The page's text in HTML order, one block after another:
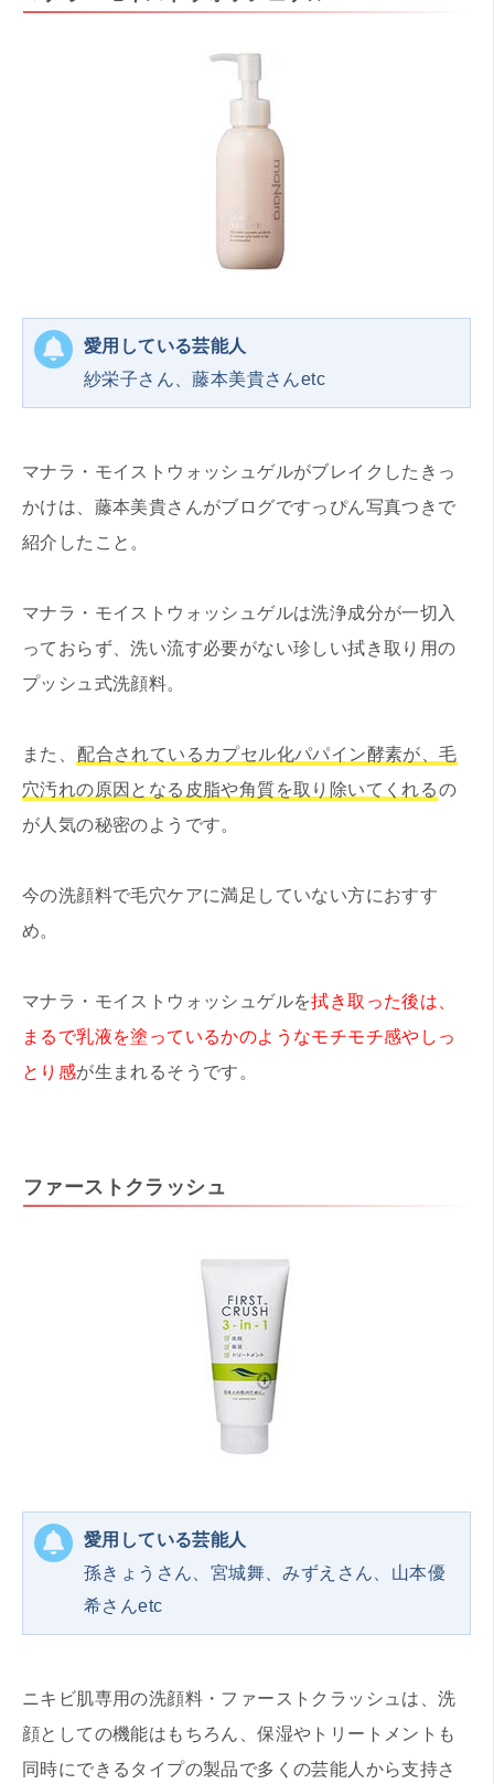
愛用している芸能人
紗栄子さん、藤本美貴さんetc
マナラ・モイストウォッシュゲルがブレイクしたきっ
かけは、藤本美貴さんがブログですっぴん写真つきで
紹介したこと。
マナラ・モイストウォッシュゲルは洗浄成分が一切入
っておらず、洗い流す必要がない珍しい拭き取り用の
プッシュ式洗顔料。
また、
配合されているカプセル化パパイン酵素が、毛
穴汚れの原因となる皮脂や角質を取り除いてくれるの
が人気の秘密のようです。
今の洗顔料で毛穴ケアに満足していない方におすす
め。
マナラ・モイストウォッシュゲルを拭き取った後は、
まるで乳液を塗っているかのようなモチモチ感やしっ
とり感が生まれるそうです。
ファーストクラッシュ
愛用している芸能人
孫きょうさん、宮城舞、みずえさん、山本優
希さんetc
ニキビ肌専用の洗顔料・ファーストクラッシュは、洗
顔としての機能はもちろん、保湿やトリートメントも
同時にできるタイプの製品で多くの芸能人から支持さ